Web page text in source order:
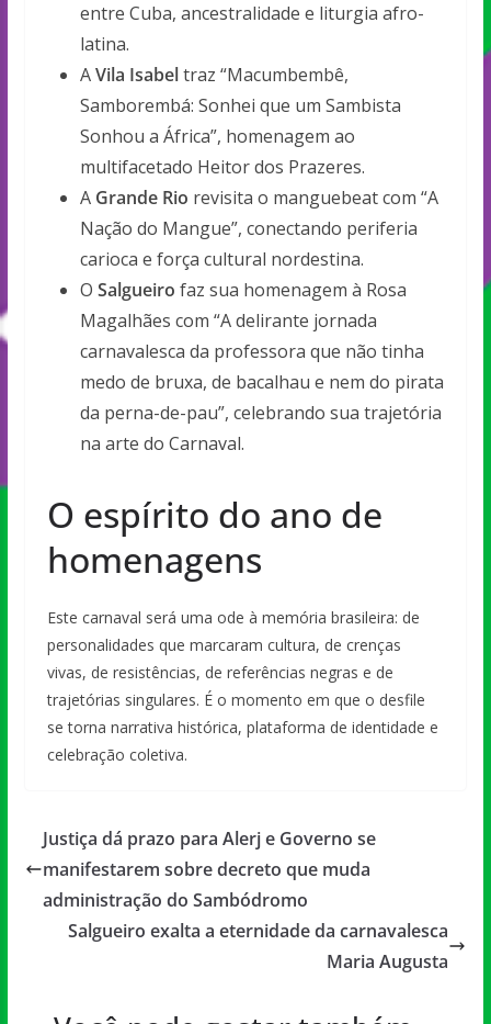
entre Cuba, ancestralidade e liturgia afro-
latina.
AVila Isabeltraz “Macumbembê,
Samborembá: Sonhei que um Sambista
Sonhou a África”, homenagem ao
multifacetado Heitor dos Prazeres.
A Grande Rio revisita o manguebeat com “A
Nação do Mangue”, conectando periferia
carioca e força cultural nordestina.
O Salgueiro faz sua homenagem à Rosa
Magalhães com “A delirante jornada
carnavalesca da professora que não tinha
medo de bruxa, de bacalhau e nem do pirata
da perna-de-pau”, celebrando sua trajetória
na arte do Carnaval.
O espírito do ano de
homenagens
Este carnaval será uma ode à memória brasileira: de
personalidades que marcaram cultura, de crenças
vivas, de resistências, de referências negras e de
trajetórias singulares. É o momento em que o desfile
se torna narrativa histórica, plataforma de identidade e
celebração coletiva.
Justiça dá prazo para Alerj e Governo se
manifestarem sobre decreto que muda
administração do Sambódromo
Salgueiro exalta a eternidade da carnavalesca
Maria Augusta